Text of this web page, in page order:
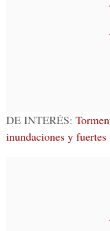
DE INTERÉS:
inundaciones y fuertes